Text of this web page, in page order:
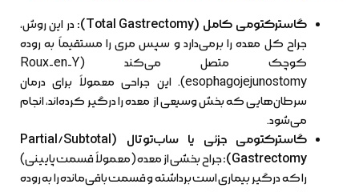
گاسترکتومی کامل (Total Gastrectomy):
در این روش،
جراح کل معده را برمی‌دارد و سپس مری را مستقیماً به روده
کوچک متصل می‌کند (Roux-en-Y
esophagojejunostomy). این جراحی معمولاً برای درمان
سرطان‌هایی که بخش وسیعی از معده را درگیر کرده‌اند، انجام
می‌شود.
گاسترکتومی جزئی یا ساب‌توتال (Partial/Subtotal
Gastrectomy):
جراح بخشی از معده (معمولاً قسمت پایینی)
را که درگیر بیماری است برداشته و قسمت باقی‌مانده را به روده